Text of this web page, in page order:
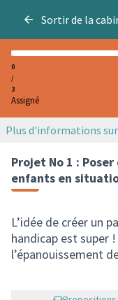
Sortir de la
0
/
3
Assigné
Plus d'informations
Projet No 1 :
enfants en
L’idée de créer un
handicap est super
l’épanouissement